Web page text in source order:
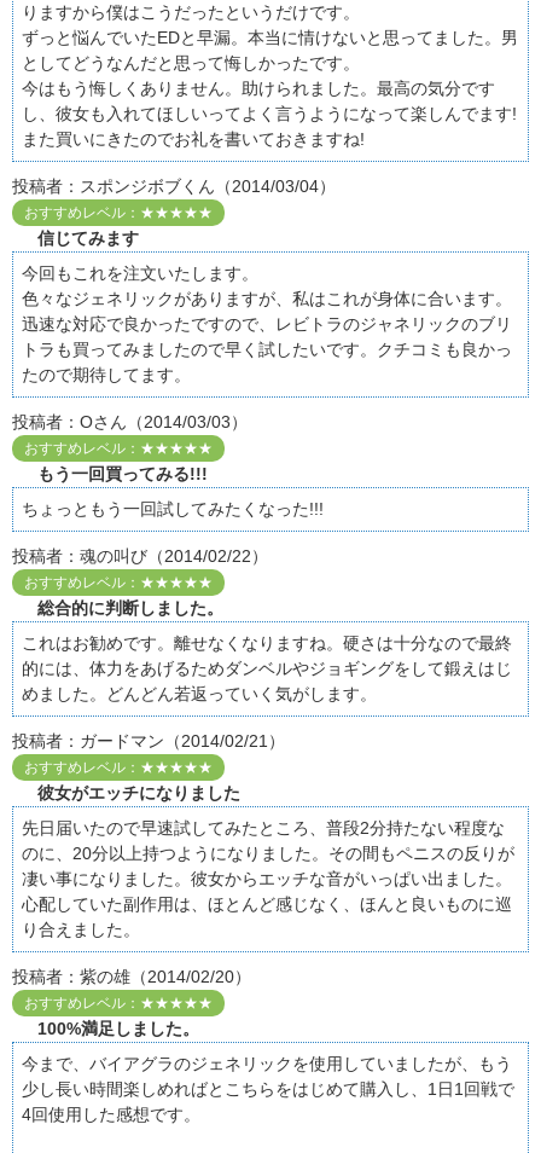
りますから僕はこうだったというだけです。
ずっと悩んでいたEDと早漏。本当に情けないと思ってました。男
としてどうなんだと思って悔しかったです。
今はもう悔しくありません。助けられました。最高の気分です
し、彼女も入れてほしいってよく言うようになって楽しんでます!
また買いにきたのでお礼を書いておきますね!
投稿者：スポンジボブくん（2014/03/04）
おすすめレベル：★★★★★
信じてみます
今回もこれを注文いたします。
色々なジェネリックがありますが、私はこれが身体に合います。
迅速な対応で良かったですので、レビトラのジャネリックのブリ
トラも買ってみましたので早く試したいです。クチコミも良かっ
たので期待してます。
投稿者：Oさん（2014/03/03）
おすすめレベル：★★★★★
もう一回買ってみる!!!
ちょっともう一回試してみたくなった!!!
投稿者：魂の叫び（2014/02/22）
おすすめレベル：★★★★★
総合的に判断しました。
これはお勧めです。離せなくなりますね。硬さは十分なので最終
的には、体力をあげるためダンベルやジョギングをして鍛えはじ
めました。どんどん若返っていく気がします。
投稿者：ガードマン（2014/02/21）
おすすめレベル：★★★★★
彼女がエッチになりました
先日届いたので早速試してみたところ、普段2分持たない程度な
のに、20分以上持つようになりました。その間もペニスの反りが
凄い事になりました。彼女からエッチな音がいっぱい出ました。
心配していた副作用は、ほとんど感じなく、ほんと良いものに巡
り合えました。
投稿者：紫の雄（2014/02/20）
おすすめレベル：★★★★★
100%満足しました。
今まで、バイアグラのジェネリックを使用していましたが、もう
少し長い時間楽しめればとこちらをはじめて購入し、1日1回戦で
4回使用した感想です。